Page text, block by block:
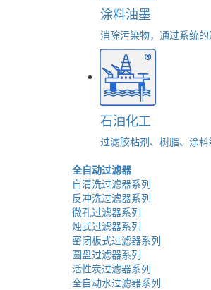
涂料油墨
消除污染物，通过系统
石油化工
过滤胶粘剂、树脂、涂
全自动过滤器
自清洗过滤器系列
反冲洗过滤器系列
微孔过滤器系列
烛式过滤器系列
密闭板式过滤器系列
圆盘过滤器系列
活性炭过滤器系列
全自动水过滤器系列